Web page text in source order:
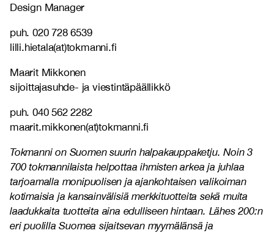
Design Manager
puh. 020 728 6539
lilli.hietala(at)tokmanni.fi
Maarit Mikkonen
sijoittajasuhde- ja viestintäpäällikkö
puh. 040 562 2282
maarit.mikkonen(at)tokmanni.fi
Tokmanni on Suomen suurin halpakauppaketju. Noin 3
700 tokmannilaista helpottaa ihmisten arkea ja juhlaa
tarjoamalla monipuolisen ja ajankohtaisen valikoiman
kotimaisia ja kansainvälisiä merkkituotteita sekä muita
laadukkaita tuotteita aina edulliseen hintaan. Lähes 200:n
eri puolilla Suomea sijaitsevan myymälänsä ja